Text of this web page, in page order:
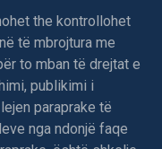
the kontrollohet
të mbrojtura me
to mban të drejtat e
publikimi i
paraprake të
nga ndonjë faqe